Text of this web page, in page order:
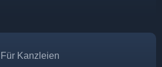
Für Kanzleien